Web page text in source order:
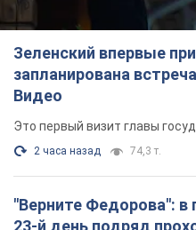
Зеленский впервые
запланирована
Видео
Это первый визит главы
2 часа назад 74,3 т.
"Верните Федорова": в
23-й день подряд